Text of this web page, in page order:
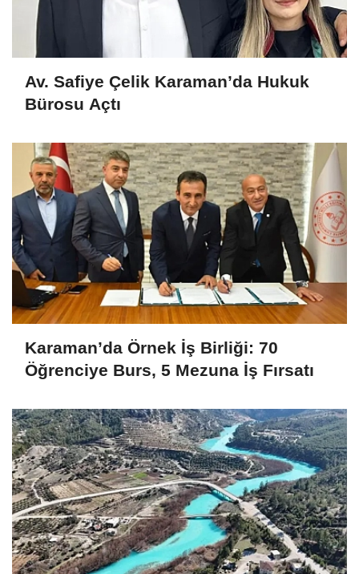
Av. Safiye Çelik Karaman’da Hukuk
Bürosu Açtı
Karaman’da Örnek İş Birliği: 70
Öğrenciye Burs, 5 Mezuna İş Fırsatı